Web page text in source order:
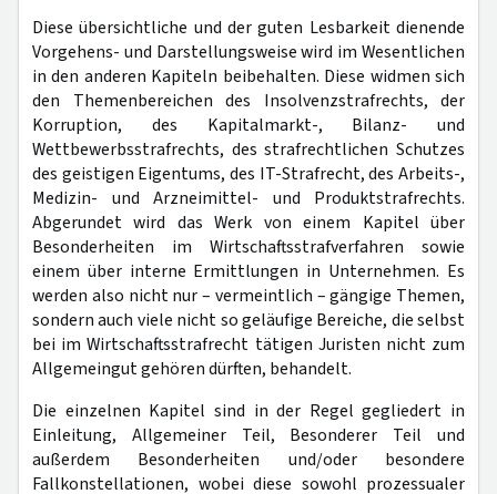
Diese übersichtliche und der guten Lesbarkeit dienende
Vorgehens- und Darstellungsweise wird im Wesentlichen
in den anderen Kapiteln beibehalten. Diese widmen sich
den Themenbereichen des Insolvenzstrafrechts, der
Korruption, des Kapitalmarkt-, Bilanz- und
Wettbewerbsstrafrechts, des strafrechtlichen Schutzes
des geistigen Eigentums, des IT-Strafrecht, des Arbeits-,
Medizin- und Arzneimittel- und Produktstrafrechts.
Abgerundet wird das Werk von einem Kapitel über
Besonderheiten im Wirtschaftsstrafverfahren sowie
einem über interne Ermittlungen in Unternehmen. Es
werden also nicht nur – vermeintlich – gängige Themen,
sondern auch viele nicht so geläufige Bereiche, die selbst
bei im Wirtschaftsstrafrecht tätigen Juristen nicht zum
Allgemeingut gehören dürften, behandelt.
Die einzelnen Kapitel sind in der Regel gegliedert in
Einleitung, Allgemeiner Teil, Besonderer Teil und
außerdem Besonderheiten und/oder besondere
Fallkonstellationen, wobei diese sowohl prozessualer